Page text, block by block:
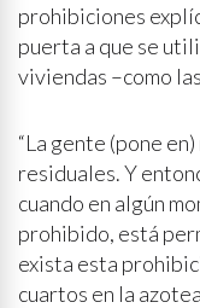
prohibiciones
puerta a que se
viviendas –como
“La gente (pone
residuales. Y
cuando en algún
prohibido, está
exista esta
cuartos en la